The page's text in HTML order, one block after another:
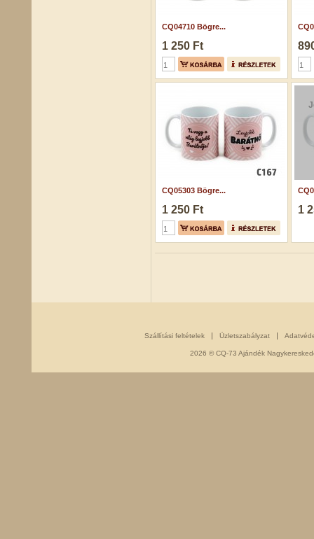
CQ04710 Bögre...
1 250 Ft
CQ05303 Bögre...
1 250 Ft 1
Szállítási feltételek Üzletszabályzat
2026 © CQ-73 Ajándék